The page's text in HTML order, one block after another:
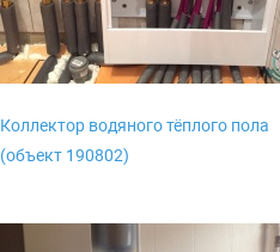
Коллектор водяного тёплого пола
(объект 190802)